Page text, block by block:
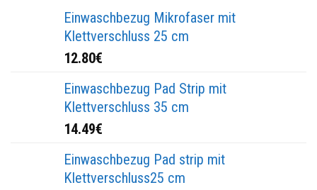
Einwaschbezug Mikrofaser mit
Klettverschluss 25 cm
12.80€
Einwaschbezug Pad Strip mit
Klettverschluss 35 cm
14.49€
Einwaschbezug Pad strip mit
Klettverschluss25 cm